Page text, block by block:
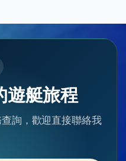
遊艇旅程
詢，歡迎直接聯絡我